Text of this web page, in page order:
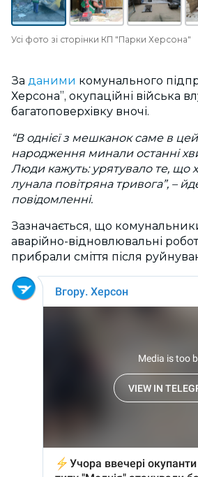
Усі фото зі сторінки КП "Парки Херсона"
За даними комунального
Херсона”, окупаційні війська
багатоповерхівку вночі.
“В однієї з мешканок саме в
народження минали останні
Люди кажуть: урятувало те, що
лунала повітряна тривога”, –
повідомленні.
Зазначається, що
аварійно-відновлювальні
прибрали сміття після